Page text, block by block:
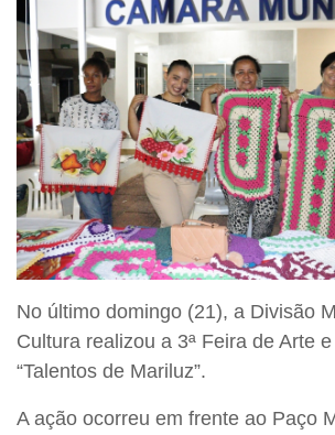
No último domingo (21), a Divisão
Cultura realizou a 3ª Feira de Arte
“Talentos de Mariluz”.
A ação ocorreu em frente ao Paço